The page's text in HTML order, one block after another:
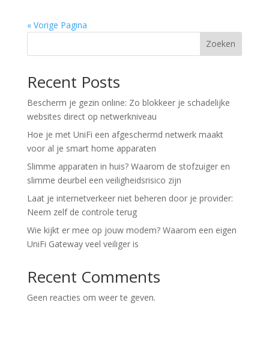
« Vorige Pagina
Zoeken
Recent Posts
Bescherm je gezin online: Zo blokkeer je schadelijke
websites direct op netwerkniveau
Hoe je met UniFi een afgeschermd netwerk maakt
voor al je smart home apparaten
Slimme apparaten in huis? Waarom de stofzuiger en
slimme deurbel een veiligheidsrisico zijn
Laat je internetverkeer niet beheren door je provider:
Neem zelf de controle terug
Wie kijkt er mee op jouw modem? Waarom een eigen
UniFi Gateway veel veiliger is
Recent Comments
Geen reacties om weer te geven.